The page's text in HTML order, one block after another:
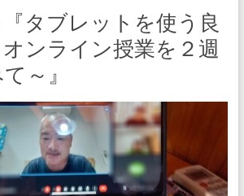
タブレットを使う良
ンライン授業を２週
～』